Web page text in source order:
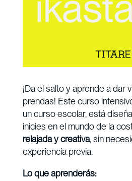
¡Da el salto y aprende a dar
prendas! Este curso
un curso escolar, está
inicies en el mundo de la
relajada y creativa, sin
experiencia previa.
Lo que aprenderás: